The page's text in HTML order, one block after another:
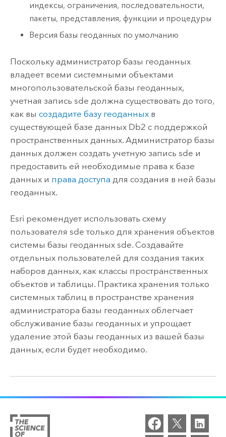
индексы, ограничения, последовательности,
пакеты, представления, функции и процедуры
Версия базы геоданных по умолчанию
Поскольку администратор базы геоданных
владеет всеми системными объектами
многопользовательской базы геоданных,
учетная запись sde должна существовать до того,
как вы создадите базу геоданныхв
существующей базе данных Db2 с поддержкой
пространственных данных. Администратор базы
данных должен создать учетную запись sde и
предоставить ей необходимые права к базе
данных и права доступа для создания в ней базы
геоданных.
Esri рекомендует использовать схему
пользователя sde только для хранения объектов
системы базы геоданных sde. Создавайте
отдельных пользователей для создания таких
наборов данных, как классы пространственных
объектов и таблицы.Практика хранения только
системных таблиц в пространстве хранения
администратора базы геоданных облегчает
обслуживание базы геоданных и упрощает
удаление этой базы геоданных из вашей базы
данных, если будет необходимо.